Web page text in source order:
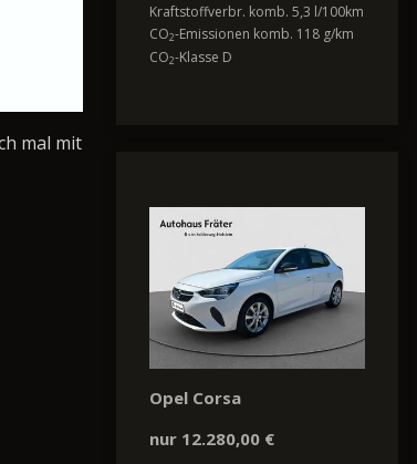
mal mit
Kraftstoffverbr. komb. 5,3 l/100km
CO2-Emissionen komb. 118 g/km
CO2-Klasse D
Opel Corsa
nur 12.280,00 €